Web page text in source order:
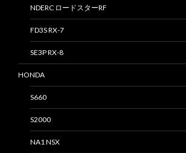
NDERC ロードスターRF
FD3S RX-7
SE3P RX-8
HONDA
S660
S2000
NA1 NSX